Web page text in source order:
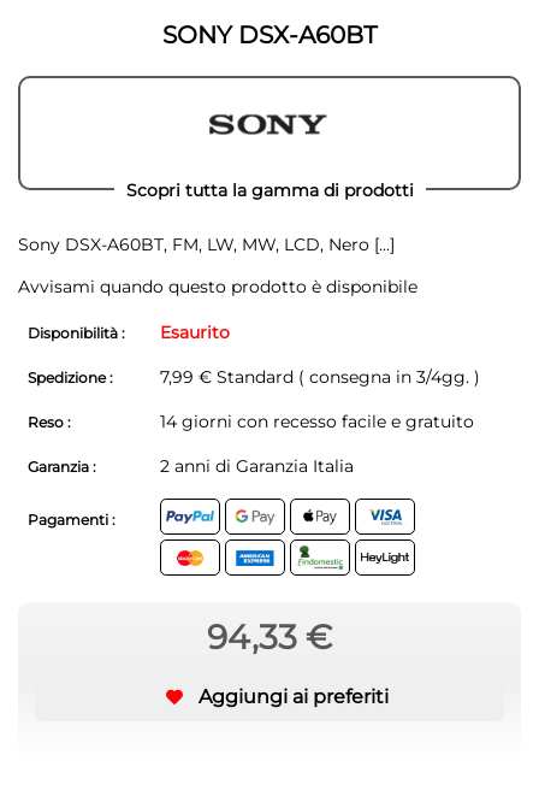
SONY DSX-A60BT
Scopri tutta la gamma di prodotti
Sony DSX-A60BT, FM, LW, MW, LCD, Nero [...]
Avvisami quando questo prodotto è disponibile
Disponibilità : Esaurito
Spedizione : 7,99 € Standard ( consegna in 3/4gg. )
Reso : 14 giorni con recesso facile e gratuito
Garanzia : 2 anni di Garanzia Italia
Pagamenti :
94,33 €
Aggiungi ai preferiti